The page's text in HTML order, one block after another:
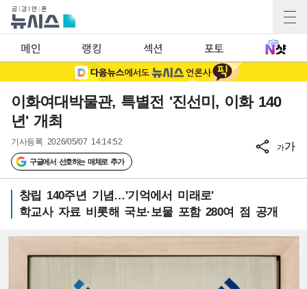
메인 랭킹 섹션 포토
이화여대박물관, 특별전 '진선미, 이화 140
년' 개최
기사등록 2026/05/07 14:14:52
구글에서 선호하는 매체로 추가
가가
창립 140주년 기념…'기억에서 미래로'
학교사 자료 비롯해 국보·보물 포함 280여 점 공개